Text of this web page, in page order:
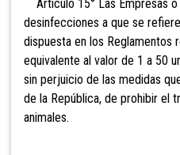
Artículo 15° Las Empresas
desinfecciones a que se
dispuesta en los Reglamentos
equivalente al valor de 1 a 50
sin perjuicio de las medidas
de la República, de prohibir el
animales.